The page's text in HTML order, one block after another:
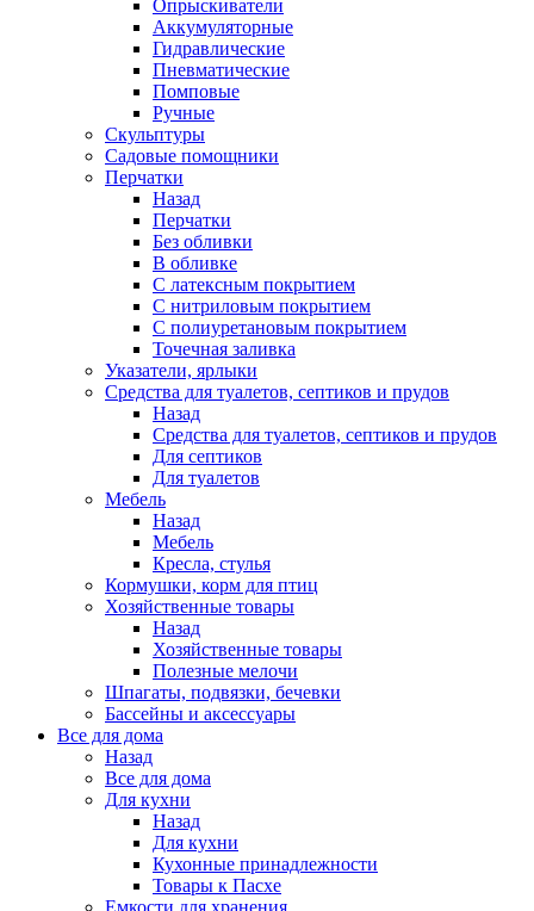
Опрыскиватели
Аккумуляторные
Гидравлические
Пневматические
Помповые
Ручные
Скульптуры
Садовые помощники
Перчатки
Назад
Перчатки
Без обливки
В обливке
С латексным покрытием
С нитриловым покрытием
С полиуретановым покрытием
Точечная заливка
Указатели, ярлыки
Средства для туалетов, септиков и прудов
Назад
Средства для туалетов, септиков и прудов
Для септиков
Для туалетов
Мебель
Назад
Мебель
Кресла, стулья
Кормушки, корм для птиц
Хозяйственные товары
Назад
Хозяйственные товары
Полезные мелочи
Шпагаты, подвязки, бечевки
Бассейны и аксессуары
Все для дома
Назад
Все для дома
Для кухни
Назад
Для кухни
Кухонные принадлежности
Товары к Пасхе
Емкости для хранения